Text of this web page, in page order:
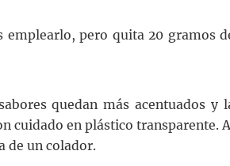
emplearlo, pero quita 20 gramos
quedan más acentuados y
cuidado en plástico transparente.
de un colador.